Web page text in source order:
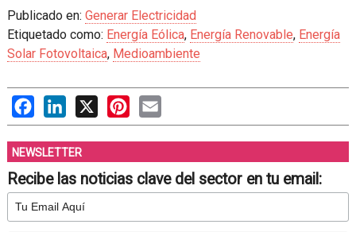
Publicado en: Generar Electricidad
Etiquetado como: Energía Eólica, Energía Renovable, Energía
Solar Fotovoltaica, Medioambiente
FacebookLinkedIn
X PinterestEmail
NEWSLETTER
Recibe las noticias clave del sector en tu email: